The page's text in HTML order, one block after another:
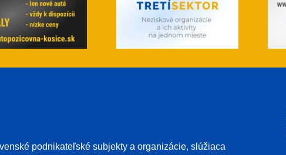
podnikateľské subjekty a organizácie, slúžiaca